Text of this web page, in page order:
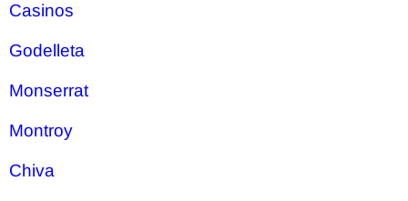
Casinos
Godelleta
Monserrat
Montroy
Chiva